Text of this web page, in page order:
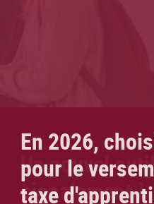
En 2026,
pour le
taxe